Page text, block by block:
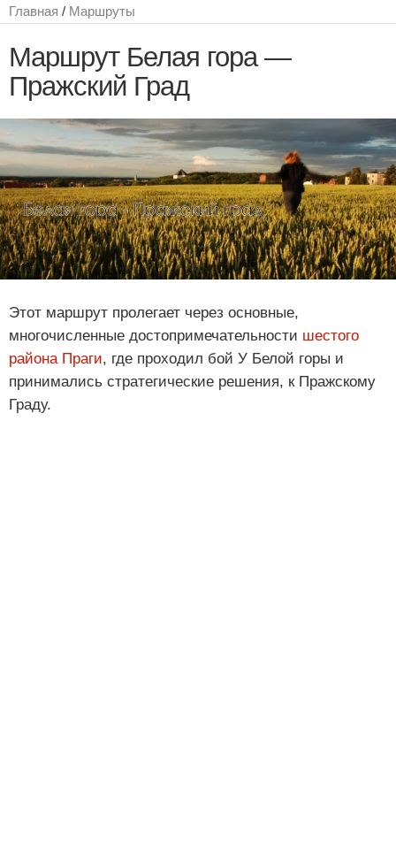
Главная / Маршруты
Маршрут Белая гора —
Пражский Град
Этот маршрут пролегает через основные,
многочисленные достопримечательности шестого
района Праги, где проходил бой У Белой горы и
принимались стратегические решения, к Пражскому
Граду.